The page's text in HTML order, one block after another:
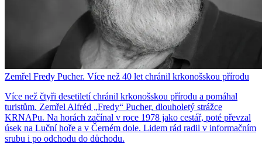
Zemřel Fredy Pucher. Více než 40 let chránil krkonošskou přírodu
Více než čtyři desetiletí chránil krkonošskou přírodu a pomáhal
turistům. Zemřel Alfréd „Fredy“ Pucher, dlouholetý strážce
KRNAPu. Na horách začínal v roce 1978 jako cestář, poté převzal
úsek na Luční hoře a v Černém dole. Lidem rád radil v informačním
srubu i po odchodu do důchodu.